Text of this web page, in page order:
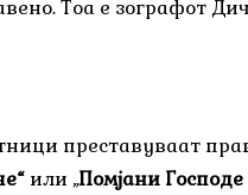
Тоа е зографот
преставуваат
или „Помјани